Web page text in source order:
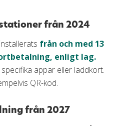
från 2024
från och med 13
enligt lag.
appar eller laddkort.
QR-kod.
från 2027